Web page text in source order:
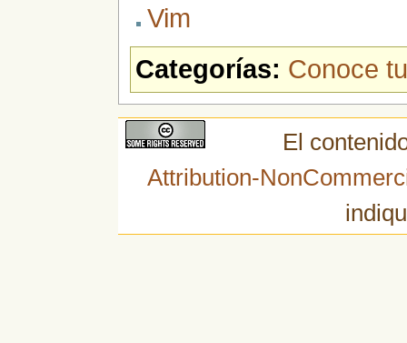
Vim
Categorías: Conoce
El
Attribution-